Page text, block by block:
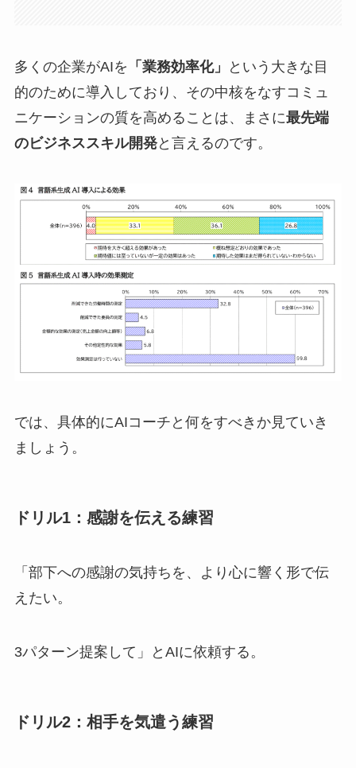
多くの企業がAIを 「業務効率化」
という大きな目
的のために導入しており、その中核をなすコミュ
ニケーションの質を高めることは、まさに最先端
のビジネススキル開発と言えるのです。
では、具体的にAIコーチと何をすべきか見ていき
ましょう。
ドリル1：感謝を伝える練習
「部下への感謝の気持ちを、より心に響く形で伝
えたい。
3パターン提案して」とAIに依頼する。
ドリル2：相手を気遣う練習